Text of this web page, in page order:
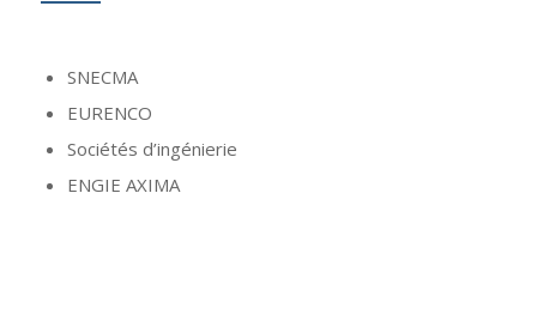
SNECMA
EURENCO
Sociétés d’ingénierie
ENGIE AXIMA